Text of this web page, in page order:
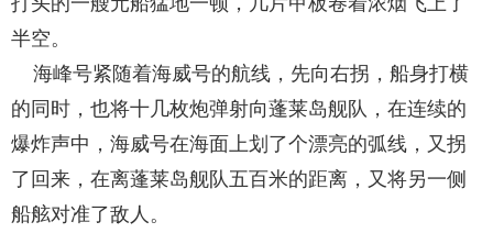
半空。
海峰号紧随着海威号的航线，先向右拐，船身打横
的同时，也将十几枚炮弹射向蓬莱岛舰队，在连续的
爆炸声中，海威号在海面上划了个漂亮的弧线，又拐
了回来，在离蓬莱岛舰队五百米的距离，又将另一侧
船舷对准了敌人。